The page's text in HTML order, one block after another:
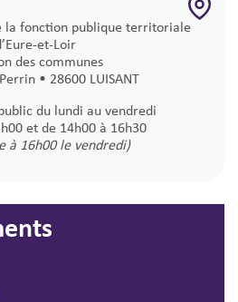
la fonction publique territoriale
et-Loir
des communes
• 28600 LUISANT
du lundi au vendredi
et de 14h00 à 16h30
à 16h00 le vendredi)